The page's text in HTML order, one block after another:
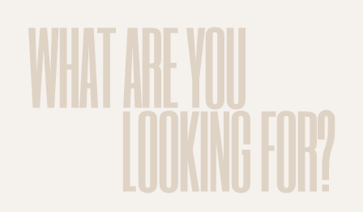
WHAT ARE YOU
LOOKING FOR?